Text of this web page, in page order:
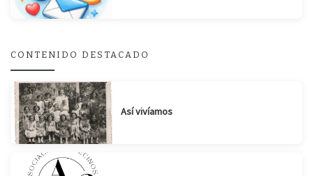
CONTENIDO DESTACADO
Así vivíamos